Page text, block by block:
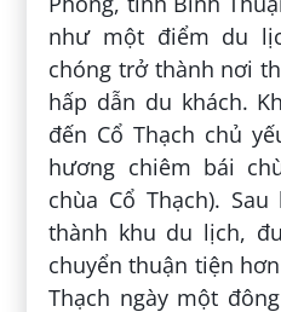
như một điểm du
chóng trở thành nơi
hấp dẫn du khách.
đến Cổ Thạch chủ
hương chiêm bái
chùa Cổ Thạch).
thành khu du lịch,
chuyển thuận tiện
Thạch ngày một